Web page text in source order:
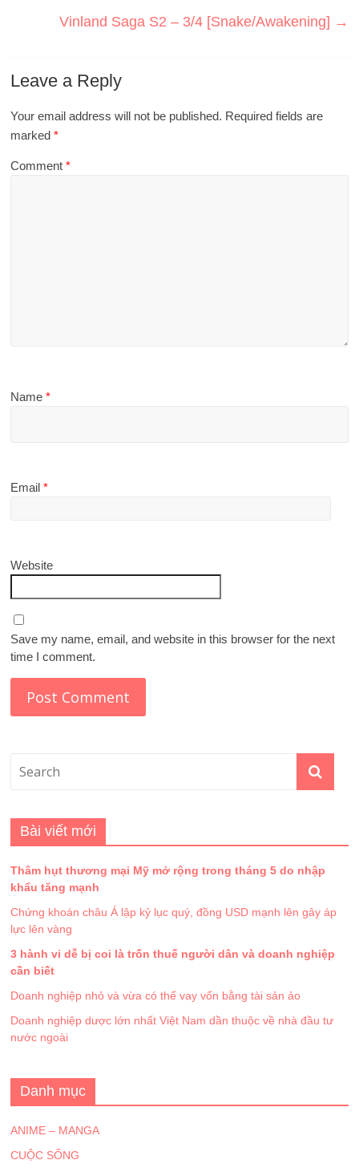
Vinland Saga S2 – 3/4 [Snake/Awakening] →
Leave a Reply
Your email address will not be published. Required fields are
marked*
Comment*
Name*
Email*
Website
Save my name, email, and website in this browser for the next
time I comment.
Bài viết mới
Thâm hụt thương mại Mỹ mở rộng trong tháng 5 do nhập
khẩu tăng mạnh
Chứng khoán châu Á lập kỷ lục quý, đồng USD mạnh lên gây áp
lực lên vàng
3 hành vi dễ bị coi là trốn thuế người dân và doanh nghiệp
cần biết
Doanh nghiệp nhỏ và vừa có thể vay vốn bằng tài sản ảo
Doanh nghiệp dược lớn nhất Việt Nam dần thuộc về nhà đầu tư
nước ngoài
Danh mục
ANIME – MANGA
CUỘC SỐNG